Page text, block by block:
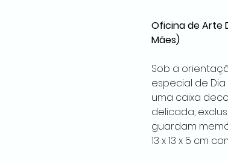
Oficina de Arte
Mães)
Sob a
especial de
uma caixa
delicada,
guardam
13 x 13 x 5 cm